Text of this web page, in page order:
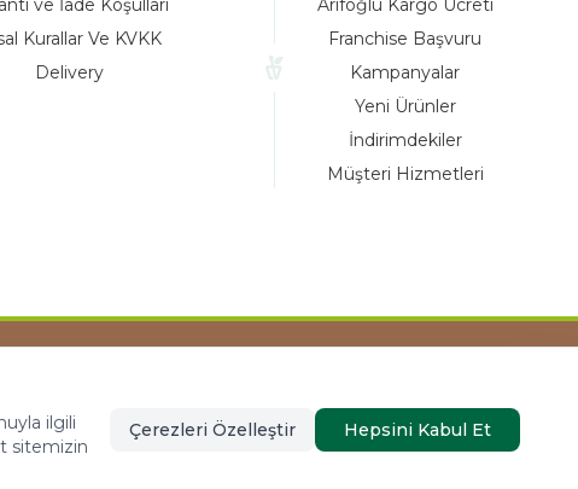
ve İade Koşulları
Kurallar Ve KVKK
Delivery
Arifoğlu Kargo Ücreti
Franchise Başvuru
Kampanyalar
Yeni Ürünler
İndirimdekiler
Müşteri Hizmetleri
ilgili
sitemizin
Çerezleri Özelleştir Hepsini Kabul Et